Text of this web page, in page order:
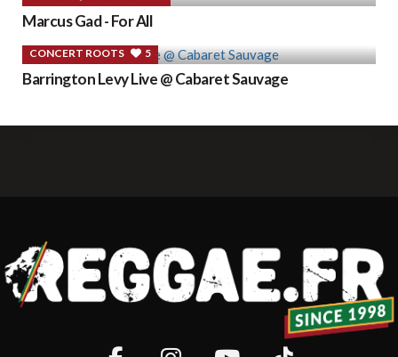
Marcus Gad - For All
CONCERT ROOTS 5
Barrington Levy Live @ Cabaret Sauvage